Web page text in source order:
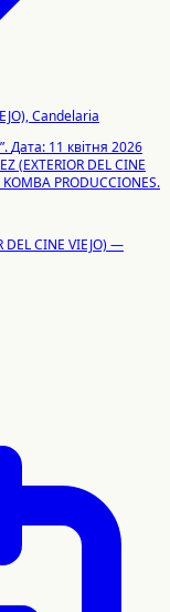
Candelaria
Дата: 11 квітня 2026
(EXTERIOR DEL CINE
PRODUCCIONES.
DEL CINE VIEJO) —